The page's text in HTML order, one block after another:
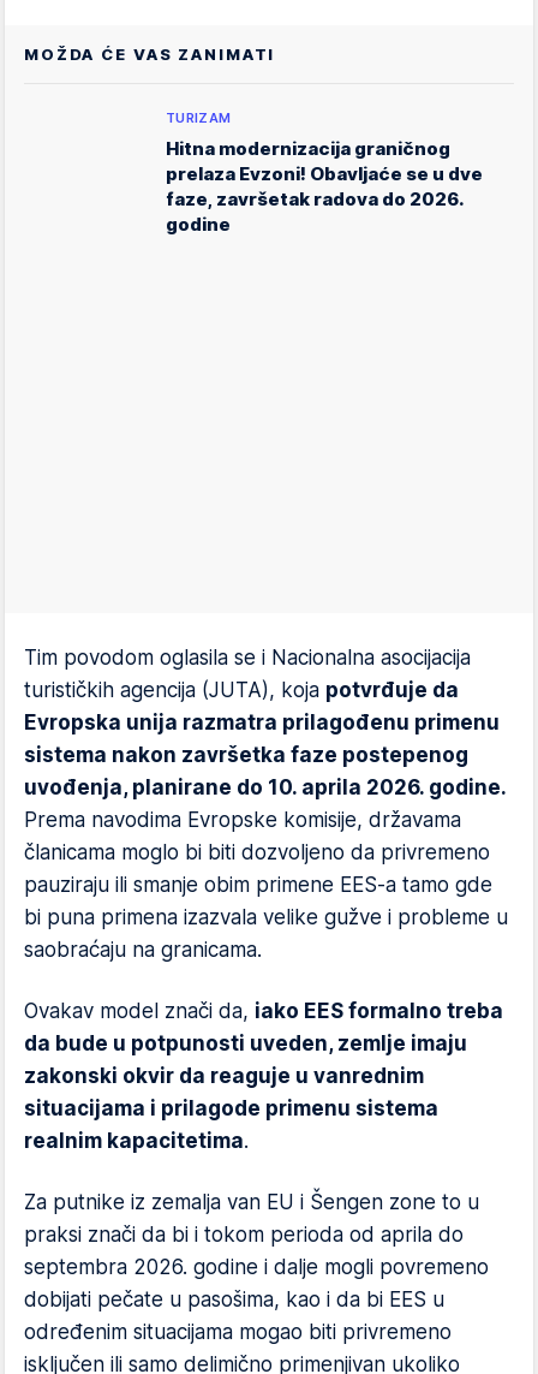
MOŽDA ĆE VAS ZANIMATI
TURIZAM
Hitna modernizacija graničnog
prelaza Evzoni! Obavljaće se u dve
faze, završetak radova do 2026.
godine
Tim povodom oglasila se i Nacionalna asocijacija
turističkih agencija (JUTA), koja potvrđuje da
Evropska unija razmatra prilagođenu primenu
sistema nakon završetka faze postepenog
uvođenja, planirane do 10. aprila 2026. godine.
Prema navodima Evropske komisije, državama
članicama moglo bi biti dozvoljeno da privremeno
pauziraju ili smanje obim primene EES-a tamo gde
bi puna primena izazvala velike gužve i probleme u
saobraćaju na granicama.
Ovakav model znači da, iako EES formalno treba
da bude u potpunosti uveden, zemlje imaju
zakonski okvir da reaguje u vanrednim
situacijama i prilagode primenu sistema
realnim kapacitetima.
Za putnike iz zemalja van EU i Šengen zone to u
praksi znači da bi i tokom perioda od aprila do
septembra 2026. godine i dalje mogli povremeno
dobijati pečate u pasošima, kao i da bi EES u
određenim situacijama mogao biti privremeno
isključen ili samo delimično primenjivan ukoliko